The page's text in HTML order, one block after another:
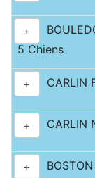
+
5 Chiens
+ CARLIN
+ CARLIN
+